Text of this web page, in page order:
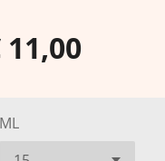
11,00
ML